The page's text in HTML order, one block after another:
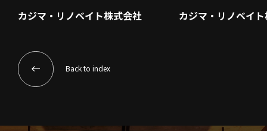
カジマ・リノベイト株式会社 カジマ・リノベイ
Back to index